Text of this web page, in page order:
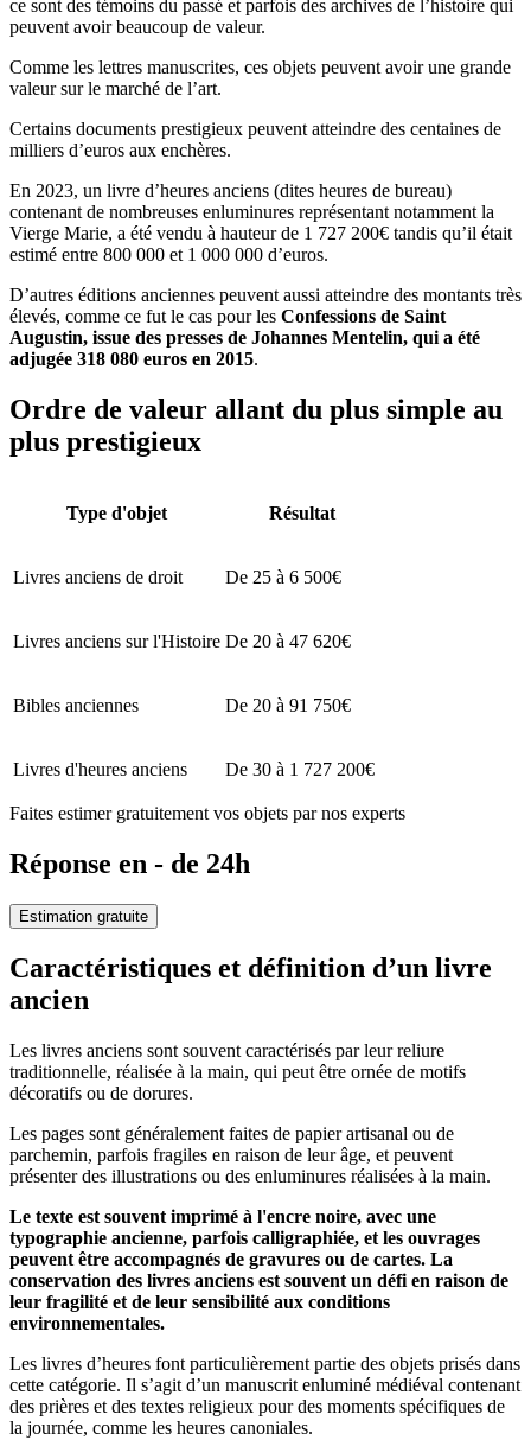
ce sont des témoins du passé et parfois des archives de l’histoire qui
peuvent avoir beaucoup de valeur.
Comme les lettres manuscrites, ces objets peuvent avoir une grande
valeur sur le marché de l’art.
Certains documents prestigieux peuvent atteindre des centaines de
milliers d’euros aux enchères.
En 2023, un livre d’heures anciens (dites heures de bureau)
contenant de nombreuses enluminures représentant notamment la
Vierge Marie, a été vendu à hauteur de 1 727 200€ tandis qu’il était
estimé entre 800 000 et 1 000 000 d’euros.
D’autres éditions anciennes peuvent aussi atteindre des montants très
élevés, comme ce fut le cas pour les Confessions de Saint
Augustin, issue des presses de Johannes Mentelin, qui a été
adjugée 318 080 euros en 2015.
Ordre de valeur allant du plus simple au
plus prestigieux
Type d'objet Résultat
Livres anciens de droit De 25 à 6 500€
Livres anciens sur l'Histoire De 20 à 47 620€
Bibles anciennes De 20 à 91 750€
Livres d'heures anciens De 30 à 1 727 200€
Faites estimer gratuitement vos objets par nos experts
Réponse en - de 24h
Estimation gratuite
Caractéristiques et définition d’un livre
ancien
Les livres anciens sont souvent caractérisés par leur reliure
traditionnelle, réalisée à la main, qui peut être ornée de motifs
décoratifs ou de dorures.
Les pages sont généralement faites de papier artisanal ou de
parchemin, parfois fragiles en raison de leur âge, et peuvent
présenter des illustrations ou des enluminures réalisées à la main.
Le texte est souvent imprimé à l'encre noire, avec une
typographie ancienne, parfois calligraphiée, et les ouvrages
peuvent être accompagnés de gravures ou de cartes. La
conservation des livres anciens est souvent un défi en raison de
leur fragilité et de leur sensibilité aux conditions
environnementales.
Les livres d’heures font particulièrement partie des objets prisés dans
cette catégorie. Il s’agit d’un manuscrit enluminé médiéval contenant
des prières et des textes religieux pour des moments spécifiques de
la journée, comme les heures canoniales.